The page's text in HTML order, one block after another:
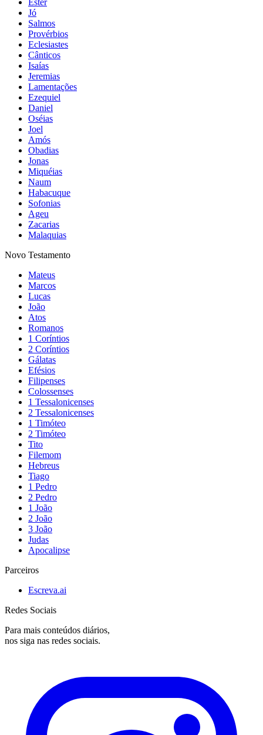
Jó
Salmos
Provérbios
Eclesiastes
Cânticos
Isaías
Jeremias
Lamentações
Ezequiel
Daniel
Oséias
Joel
Amós
Obadias
Jonas
Miquéias
Naum
Habacuque
Sofonias
Ageu
Zacarias
Malaquias
Novo Testamento
Mateus
Marcos
Lucas
João
Atos
Romanos
1 Coríntios
2 Coríntios
Gálatas
Efésios
Filipenses
Colossenses
1 Tessalonicenses
2 Tessalonicenses
1 Timóteo
2 Timóteo
Tito
Filemom
Hebreus
Tiago
1 Pedro
2 Pedro
1 João
2 João
3 João
Judas
Apocalipse
Parceiros
Escreva.ai
Redes Sociais
Para mais conteúdos diários,
nos siga nas redes sociais.